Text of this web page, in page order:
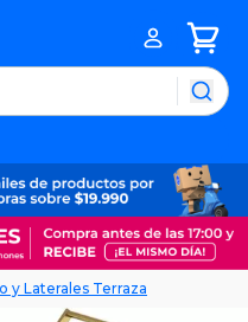
y Laterales Terraza